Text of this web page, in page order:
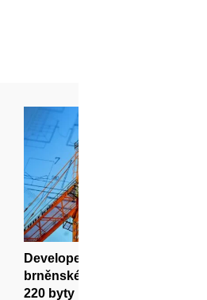
Developer postaví v
brněnské části Lesná dům s
220 byty